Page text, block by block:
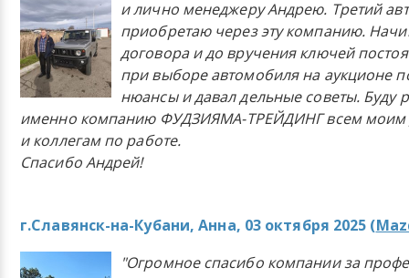
и лично менеджеру Андрею. Третий
приобретаю через эту компанию.
договора и до вручения ключей
при выборе автомобиля на аукционе
нюансы и давал дельные советы. Буду
именно компанию ФУДЗИЯМА-ТРЕЙДИНГ всем моим
и коллегам по работе.
Спасибо Андрей!
г.Славянск-на-Кубани, Анна, 03 октября 2025 (
"Огромное спасибо компании за